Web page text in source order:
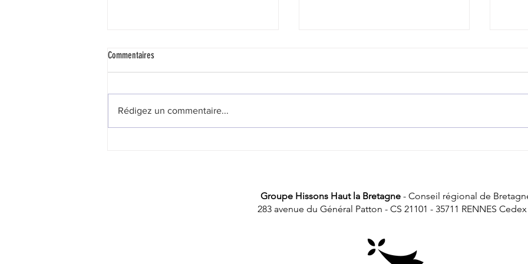
Commentaires
Rédigez un commentaire...
Groupe Hissons Haut la Bretagne- Conseil régional de
283 avenue du Général Patton - CS 21101 - 35711 RENNES Cedex